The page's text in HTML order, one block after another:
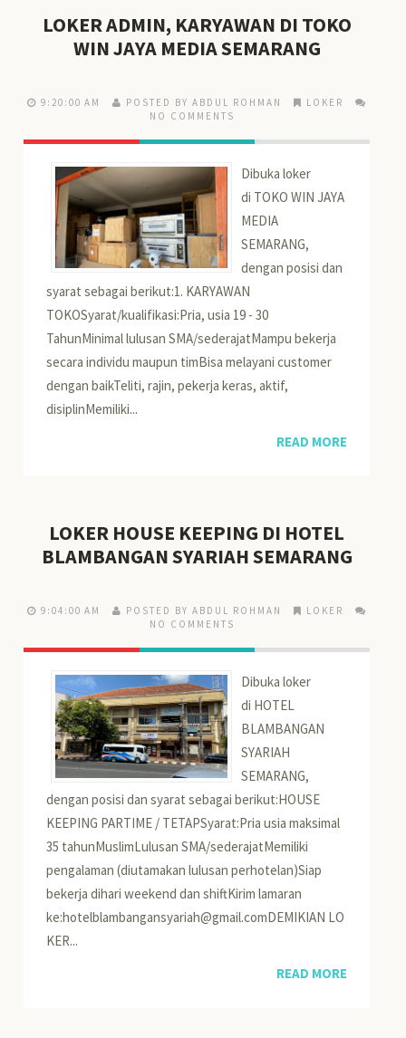
LOKER ADMIN, KARYAWAN DI TOKO
WIN JAYA MEDIA SEMARANG
9:20:00 AM POSTED BY ABDUL ROHMAN
LOKER
NO COMMENTS
Dibuka loker
di TOKO WIN JAYA
MEDIA
SEMARANG,
dengan posisi dan
syarat sebagai berikut:1. KARYAWAN
TOKOSyarat/kualifikasi:Pria, usia 19 - 30
TahunMinimal lulusan SMA/sederajatMampu bekerja
secara individu maupun timBisa melayani customer
dengan baikTeliti, rajin, pekerja keras, aktif,
disiplinMemiliki...
READ MORE
LOKER HOUSE KEEPING DI HOTEL
BLAMBANGAN SYARIAH SEMARANG
9:04:00 AM POSTED BY ABDUL ROHMAN
LOKER
NO COMMENTS
Dibuka loker
di HOTEL
BLAMBANGAN
SYARIAH
SEMARANG,
dengan posisi dan syarat sebagai berikut:HOUSE
KEEPING PARTIME / TETAPSyarat:Pria usia maksimal
35 tahunMuslimLulusan SMA/sederajatMemiliki
pengalaman (diutamakan lulusan perhotelan)Siap
bekerja dihari weekend dan shiftKirim lamaran
ke:hotelblambangansyariah@gmail.comDEMIKIAN LO
KER...
READ MORE